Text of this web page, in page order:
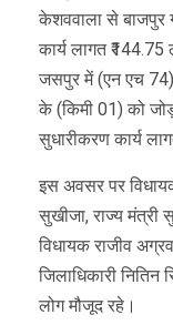
केशववाला से बाजपुर
कार्य लागत
जसपुर में (एन एच 74)
के (किमी 01) को
सुधारीकरण कार्य
इस अवसर पर
सुखीजा, राज्य मंत्री
विधायक राजीव
जिलाधिकारी नितिन
लोग मौजूद रहे।